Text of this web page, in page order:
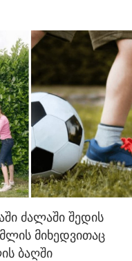
ძალაში შედის
მიხედვითაც
ბაღში